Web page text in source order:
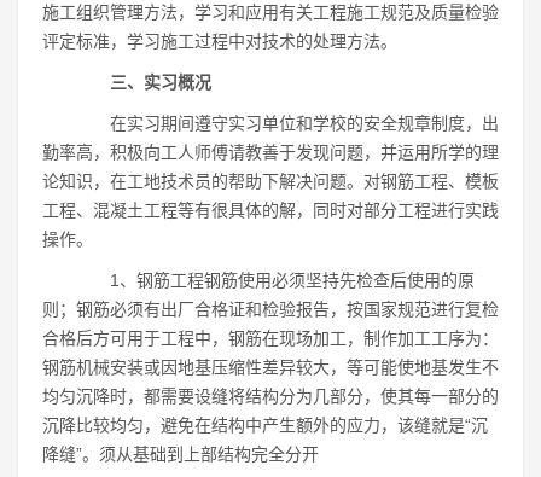
施工组织管理方法，学习和应用有关工程施工规范及质量检验
评定标准，学习施工过程中对技术的处理方法。
三、实习概况
在实习期间遵守实习单位和学校的安全规章制度，出
勤率高，积极向工人师傅请教善于发现问题，并运用所学的理
论知识，在工地技术员的帮助下解决问题。对钢筋工程、模板
工程、混凝土工程等有很具体的解，同时对部分工程进行实践
操作。
1、钢筋工程钢筋使用必须坚持先检查后使用的原
则；钢筋必须有出厂合格证和检验报告，按国家规范进行复检
合格后方可用于工程中，钢筋在现场加工，制作加工工序为：
钢筋机械安装或因地基压缩性差异较大，等可能使地基发生不
均匀沉降时，都需要设缝将结构分为几部分，使其每一部分的
沉降比较均匀，避免在结构中产生额外的应力，该缝就是“沉
降缝”。须从基础到上部结构完全分开